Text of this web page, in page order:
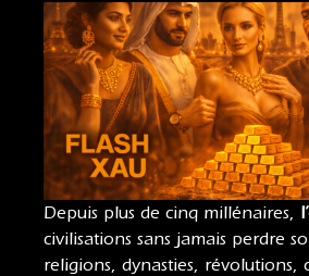
Depuis plus de cinq millénaires,
civilisations sans jamais perdre
religions, dynasties, révolutions,